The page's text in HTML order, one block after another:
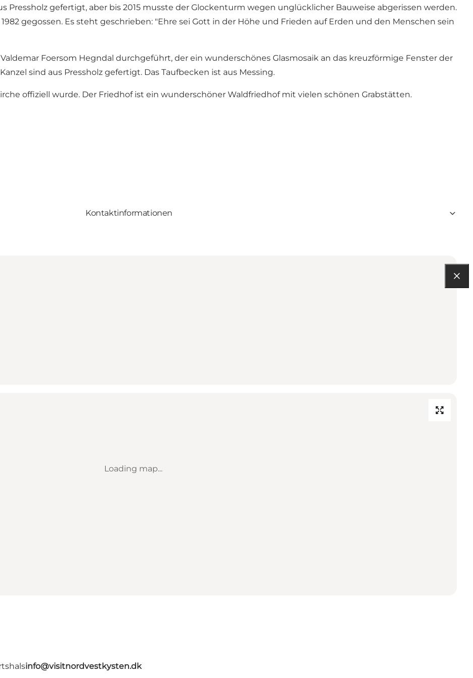
Pressholz gefertigt, aber bis 2015 musste der Glockenturm wegen unglücklicher Bauweise abgerissen werden.
gegossen. Es steht geschrieben: "Ehre sei Gott in der Höhe und Frieden auf Erden und den Menschen sein
Foersom Hegndal durchgeführt, der ein wunderschönes Glasmosaik an das kreuzförmige Fenster der
sind aus Pressholz gefertigt. Das Taufbecken ist aus Messing.
offiziell wurde. Der Friedhof ist ein wunderschöner Waldfriedhof mit vielen schönen Grabstätten.
Kontaktinformationen
Loading map...
info@visitnordvestkysten.dk